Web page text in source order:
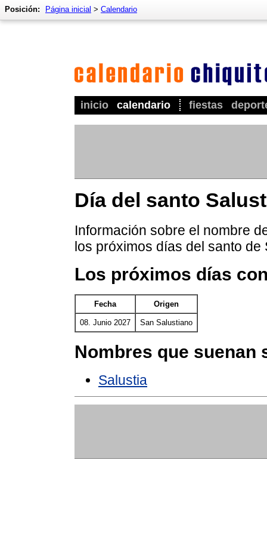
inicio calendario fiestas
Posición: Página inicial > Calendario
Día del santo
Información sobre el nombre
los próximos días del santo de
Los próximos días
Fecha Origen
08. Junio 2027 San Salustiano
Nombres que suenan
Salustia